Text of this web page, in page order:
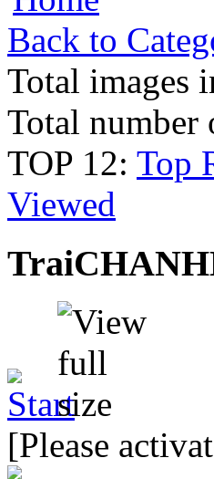
Back to
Total images
Total number
TOP 12: Top
Viewed
[Please